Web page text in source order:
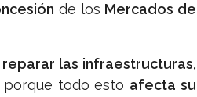
de los Mercados de
reparar las infraestructuras,
porque todo esto afecta su